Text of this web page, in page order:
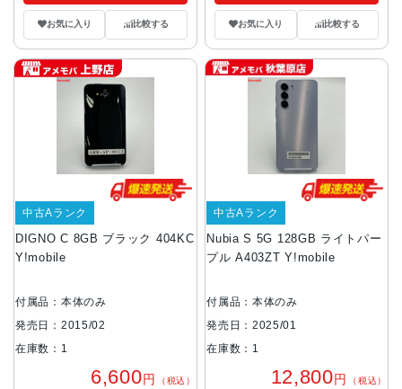
お気に入り 比較する お気に入り 比較する
DIGNO C 8GB ブラック 404KC
Y!mobile
中古Aランク
付属品：本体のみ
発売日：2015/02
在庫数：1
6,600円 （税込）
Nubia S 5G 128GB ライトパー
プル A403ZT Y!mobile
中古Aランク
付属品：本体のみ
発売日：2025/01
在庫数：1
12,800円 （税込）